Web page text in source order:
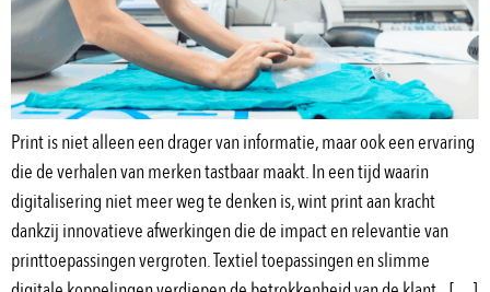
Print is niet alleen een drager van informatie, maar ook een ervaring
die de verhalen van merken tastbaar maakt. In een tijd waarin
digitalisering niet meer weg te denken is, wint print aan kracht
dankzij innovatieve afwerkingen die de impact en relevantie van
printtoepassingen vergroten. Textiel toepassingen en slimme